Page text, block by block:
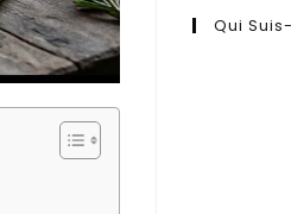
Qui